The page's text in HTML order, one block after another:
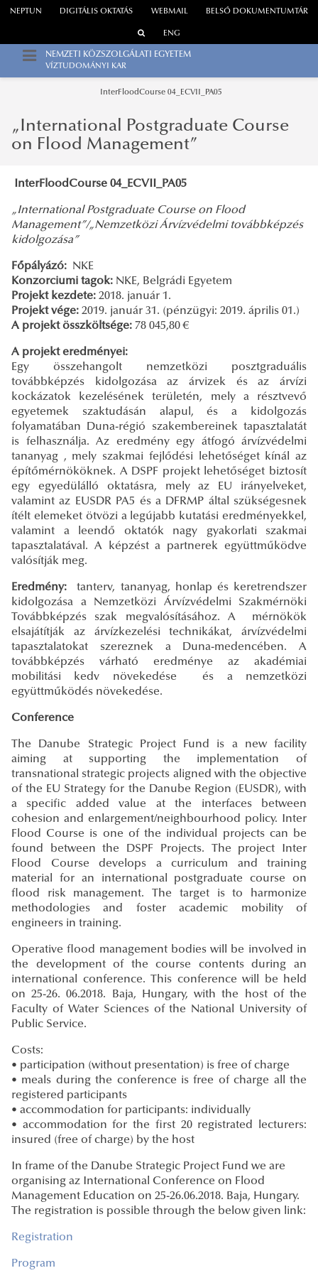
WEBMAIL
NEPTUN DIGITÁLIS OKTATÁS BELSŐ DOKUMENTUMTÁR
ENG
NEMZETI KÖZSZOLGÁLATI EGYETEM
VÍZTUDOMÁNYI KAR
InterFloodCourse 04_ECVII_PA05
„International Postgraduate Course
on Flood Management”
InterFloodCourse 04_ECVII_PA05
„International Postgraduate Course on Flood
Management”/„Nemzetközi Árvízvédelmi továbbképzés
kidolgozása”
Főpályázó: NKE
Konzorciumi tagok: NKE, Belgrádi Egyetem
Projekt kezdete: 2018. január 1.
Projekt vége: 2019. január 31. (pénzügyi: 2019. április 01.)
A projekt összköltsége: 78 045,80 €
A projekt eredményei:
Egy összehangolt nemzetközi posztgraduális
továbbképzés kidolgozása az árvizek és az árvízi
kockázatok kezelésének területén, mely a résztvevő
egyetemek szaktudásán alapul, és a kidolgozás
folyamatában Duna-régió szakembereinek tapasztalatát
is felhasználja. Az eredmény egy átfogó árvízvédelmi
tananyag , mely szakmai fejlődési lehetőséget kínál az
építőmérnököknek. A DSPF projekt lehetőséget biztosít
egy egyedülálló oktatásra, mely az EU irányelveket,
valamint az EUSDR PA5 és a DFRMP által szükségesnek
ítélt elemeket ötvözi a legújabb kutatási eredményekkel,
valamint a leendő oktatók nagy gyakorlati szakmai
tapasztalatával. A képzést a partnerek együttműködve
valósítják meg.
Eredmény:
tanterv, tananyag, honlap és keretrendszer
kidolgozása a Nemzetközi Árvízvédelmi Szakmérnöki
Továbbképzés szak megvalósításához. A mérnökök
elsajátítják az árvízkezelési technikákat, árvízvédelmi
tapasztalatokat szereznek a Duna-medencében. A
továbbképzés várható eredménye az akadémiai
mobilitási kedv növekedése és a nemzetközi
együttműködés növekedése.
Conference
The Danube Strategic Project Fund is a new facility
aiming at supporting the implementation of
transnational strategic projects aligned with the objective
of the EU Strategy for the Danube Region (EUSDR), with
a specific added value at the interfaces between
cohesion and enlargement/neighbourhood policy. Inter
Flood Course is one of the individual projects can be
found between the DSPF Projects. The project Inter
Flood Course develops a curriculum and training
material for an international postgraduate course on
flood risk management. The target is to harmonize
methodologies and foster academic mobility of
engineers in training.
Operative flood management bodies will be involved in
the development of the course contents during an
international conference. This conference will be held
on 25-26. 06.2018. Baja, Hungary, with the host of the
Faculty of Water Sciences of the National University of
Public Service.
Costs:
• participation (without presentation) is free of charge
• meals during the conference is free of charge all the
registered participants
• accommodation for participants: individually
• accommodation for the first 20 registrated lecturers:
insured (free of charge) by the host
In frame of the Danube Strategic Project Fund we are
organising az International Conference on Flood
Management Education on 25-26.06.2018. Baja, Hungary.
The registration is possible through the below given link:
Registration
Program